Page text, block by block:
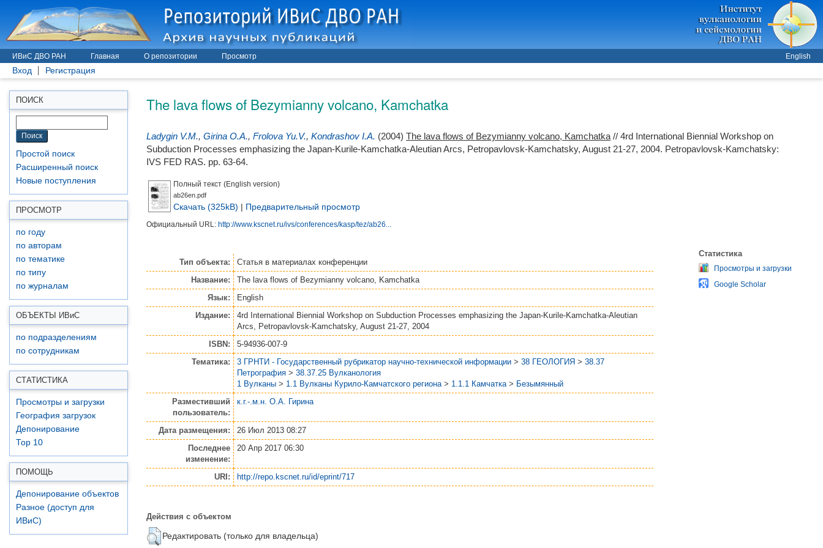
ИВиС ДВО РАН Главная О репозитории Просмотр English
Вход Регистрация
ПОИСК
Простой поиск
Расширенный поиск
Новые поступления
ПРОСМОТР
по году
по авторам
по тематике
по типу
по журналам
ОБЪЕКТЫ ИВиС
по подразделениям
по сотрудникам
СТАТИСТИКА
Просмотры и загрузки
География загрузок
Депонирование
Top 10
ПОМОЩЬ
Депонирование объектов
Разное (доступ для
ИВиС)
The lava flows of Bezymianny volcano, Kamchatka
Ladygin V.М., Girina O.A., Frolova Yu.V., Kondrashov I.A. (2004) The lava flows of Bezymianny volcano, Kamchatka // 4rd International Biennial Workshop on
Subduction Processes emphasizing the Japan-Kurile-Kamchatka-Aleutian Arcs, Petropavlovsk-Kamchatsky, August 21-27, 2004. Petropavlovsk-Kamchatsky:
IVS FED RAS. pp. 63-64.
Полный текст (English version)
ab26en.pdf
Скачать (325kB) | Предварительный просмотр
Официальный URL: http://www.kscnet.ru/ivs/conferences/kasp/tez/ab26...
Тип объекта: Статья в материалах конференции
Название:
The lava flows of Bezymianny volcano, Kamchatka
Язык:
English
Издание:
4rd International Biennial Workshop on Subduction Processes emphasizing the Japan-Kurile-Kamchatka-Aleutian
Arcs, Petropavlovsk-Kamchatsky, August 21-27, 2004
ISBN:
5-94936-007-9
Тематика:
3 ГРНТИ - Государственный рубрикатор научно-технической информации > 38 ГЕОЛОГИЯ > 38.37
Петрография > 38.37.25 Вулканология
1 Вулканы > 1.1 Вулканы Курило-Камчатского региона > 1.1.1 Камчатка > Безымянный
Разместивший
пользователь:
к.г.-.м.н. О.А. Гирина
Дата размещения:
26 Июл 2013 08:27
Последнее
изменение:
20 Апр 2017 06:30
URI: http://repo.kscnet.ru/id/eprint/717
Действия с объектом
Редактировать (только для владельца)
Статистика
Просмотры и загрузки
Google Scholar